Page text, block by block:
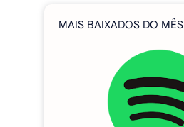
MAIS BAIXADOS DO MÊS